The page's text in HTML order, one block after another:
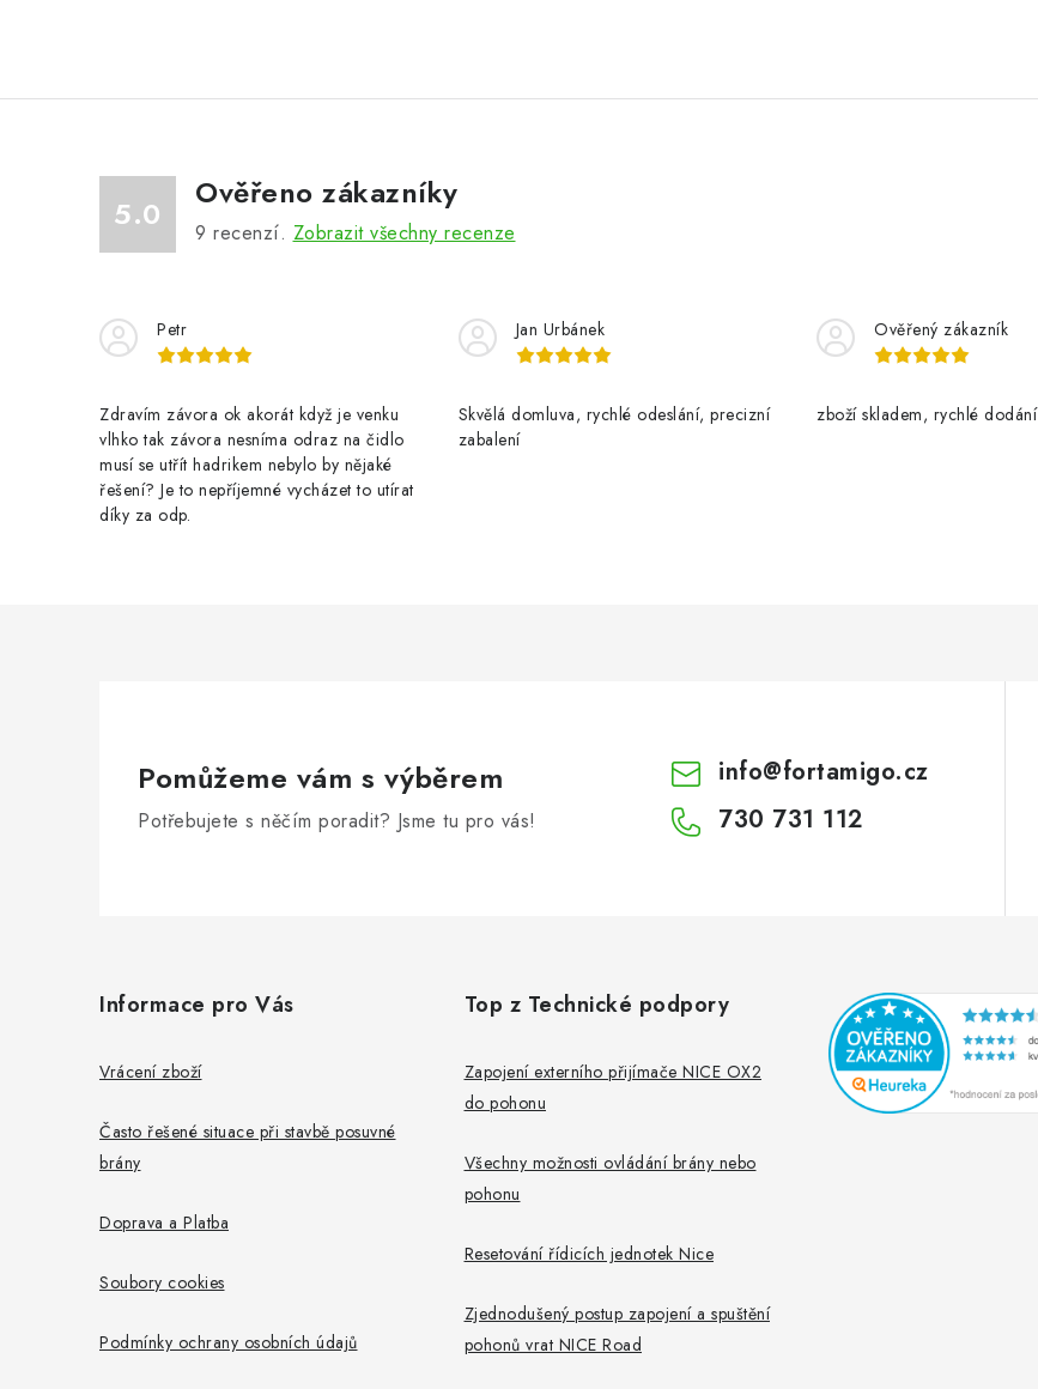
5.0
Ověřeno zákazníky
9 recenzí. Zobrazit všechny recenze
Petr
Zdravím závora ok akorát když je venku
vlhko tak závora nesníma odraz na čidlo
musí se utřít hadrikem nebylo by nějaké
řešení? Je to nepříjemné vycházet to utírat
díky za odp.
Jan Urbánek
Skvělá domluva, rychlé odeslání, precizní
zabalení
Ověřený zákazník
zboží skladem, rychlé dodání
Pomůžeme vám s výběrem
Potřebujete s něčím poradit? Jsme tu pro vás!
info@fortamigo.cz
730 731 112
Informace pro Vás
Vrácení zboží
Často řešené situace při stavbě posuvné
brány
Doprava a Platba
Soubory cookies
Podmínky ochrany osobních údajů
Top z Technické podpory
Zapojení externího přijímače NICE OX2
do pohonu
Všechny možnosti ovládání brány nebo
pohonu
Resetování řídicích jednotek Nice
Zjednodušený postup zapojení a spuštění
pohonů vrat NICE Road